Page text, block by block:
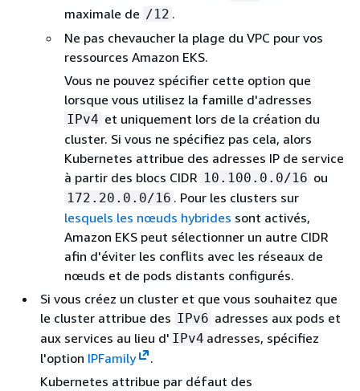
maximale de /12 .
Ne pas chevaucher la plage du VPC pour vos
ressources Amazon EKS.
Vous ne pouvez spécifier cette option que
lorsque vous utilisez la famille d'adresses
IPv4 et uniquement lors de la création du
cluster. Si vous ne spécifiez pas cela, alors
Kubernetes attribue des adresses IP de service
à partir des blocs CIDR 10.100.0.0/16 ou
172.20.0.0/16 . Pour les clusters sur
lesquels les nœuds hybrides sont activés,
Amazon EKS peut sélectionner un autre CIDR
afin d'éviter les conflits avec les réseaux de
nœuds et de pods distants configurés.
Si vous créez un cluster et que vous souhaitez que
le cluster attribue des IPv6 adresses aux pods et
aux services au lieu d' IPv4 adresses, spécifiez
l'option IPFamily
.
Kubernetes attribue par défaut des